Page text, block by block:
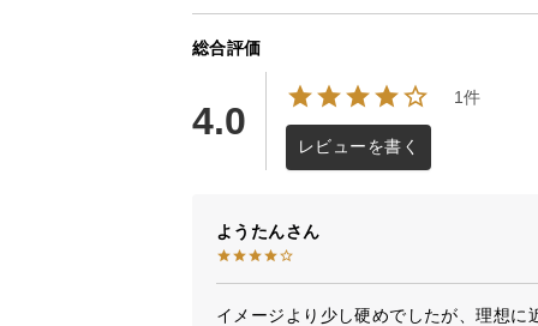
総合評価
4.0
1件
レビューを書く
ようたん
イメージより少し硬めでしたが、理想